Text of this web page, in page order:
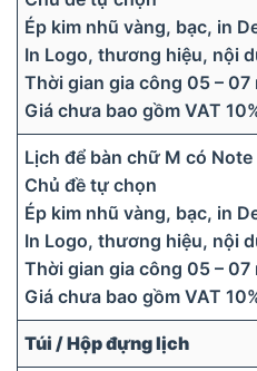
Ép kim nhũ vàng, bạc, in
In Logo, thương hiệu, nội
Thời gian gia công 05 – 07
Giá chưa bao gồm VAT
Lịch để bàn chữ M có Note
Chủ đề tự chọn
Ép kim nhũ vàng, bạc, in
In Logo, thương hiệu, nội
Thời gian gia công 05 – 07
Giá chưa bao gồm VAT
Túi / Hộp đựng lịch